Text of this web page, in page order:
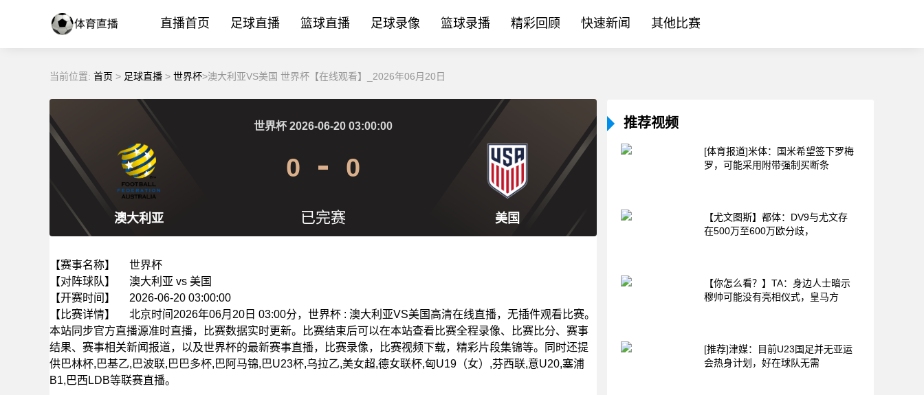
直播首页 足球直播 篮球直播 足球录像 篮球录播 精彩回顾 快速新闻 其他比赛
当前位置: 首页 > 足球直播 > 世界杯>澳大利亚VS美国 世界杯【在线观看】_2026年06月20日
澳大利亚 美国
世界杯 2026-06-20 03:00:00
0 0
已完赛
【赛事名称】
世界杯
【对阵球队】
澳大利亚 vs 美国
【开赛时间】
2026-06-20 03:00:00
【比赛详情】
北京时间2026年06月20日 03:00分，世界杯 : 澳大利亚VS美国高清在线直播，无插件观看比赛。
本站同步官方直播源准时直播，比赛数据实时更新。比赛结束后可以在本站查看比赛全程录像、比赛比分、赛事
结果、赛事相关新闻报道，以及世界杯的最新赛事直播，比赛录像，比赛视频下载，精彩片段集锦等。同时还提
供巴林杯,巴基乙,巴波联,巴巴多杯,巴阿马锦,巴U23杯,乌拉乙,美女超,德女联杯,匈U19（女）,芬西联,意U20,塞浦
B1,巴西LDB等联赛直播。
推荐视频
[体育报道]米体：国米希望签下罗梅
罗，可能采用附带强制买断条
【尤文图斯】都体：DV9与尤文存
在500万至600万欧分歧，
【你怎么看？】TA：身边人士暗示
穆帅可能没有亮相仪式，皇马方
[推荐]津媒：目前U23国足并无亚运
会热身计划，好在球队无需